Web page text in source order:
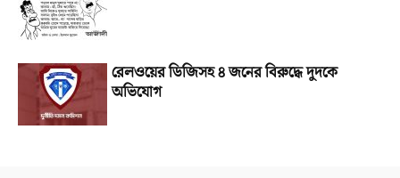
রেলওয়ের ডিজিসহ ৪ জনের বিরুদ্ধে দুদকে
অভিযোগ